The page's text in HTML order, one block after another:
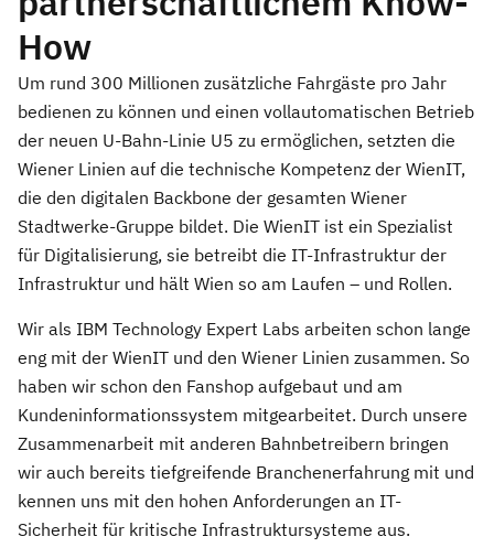
How
Um rund 300 Millionen zusätzliche Fahrgäste pro Jahr
bedienen zu können und einen vollautomatischen Betrieb
der neuen U-Bahn-Linie U5 zu ermöglichen, setzten die
Wiener Linien auf die technische Kompetenz der WienIT,
die den digitalen Backbone der gesamten Wiener
Stadtwerke-Gruppe bildet. Die WienIT ist ein Spezialist
für Digitalisierung, sie betreibt die IT-Infrastruktur der
Infrastruktur und hält Wien so am Laufen – und Rollen.
Wir als IBM Technology Expert Labs arbeiten schon lange
eng mit der WienIT und den Wiener Linien zusammen. So
haben wir schon den Fanshop aufgebaut und am
Kundeninformationssystem mitgearbeitet. Durch unsere
Zusammenarbeit mit anderen Bahnbetreibern bringen
wir auch bereits tiefgreifende Branchenerfahrung mit und
kennen uns mit den hohen Anforderungen an IT-
Sicherheit für kritische Infrastruktursysteme aus.